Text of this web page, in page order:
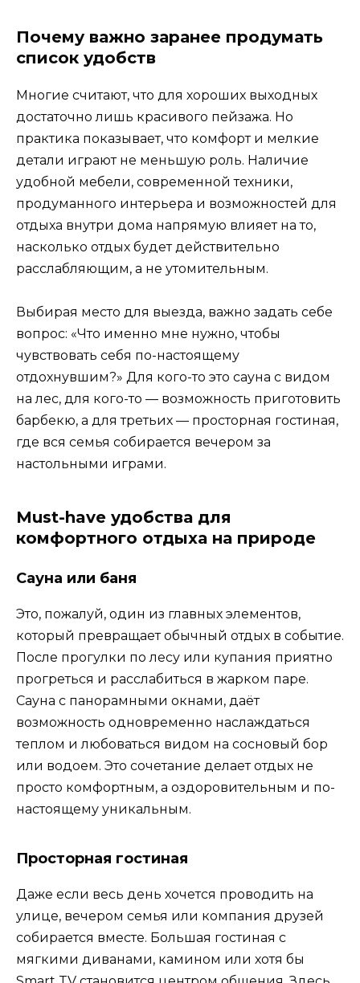
Почему важно заранее продумать
список удобств
Многие считают, что для хороших выходных
достаточно лишь красивого пейзажа. Но
практика показывает, что комфорт и мелкие
детали играют не меньшую роль. Наличие
удобной мебели, современной техники,
продуманного интерьера и возможностей для
отдыха внутри дома напрямую влияет на то,
насколько отдых будет действительно
расслабляющим, а не утомительным.
Выбирая место для выезда, важно задать себе
вопрос: «Что именно мне нужно, чтобы
чувствовать себя по-настоящему
отдохнувшим?» Для кого-то это сауна с видом
на лес, для кого-то — возможность приготовить
барбекю, а для третьих — просторная гостиная,
где вся семья собирается вечером за
настольными играми.
Must-have удобства для
комфортного отдыха на природе
Сауна или баня
Это, пожалуй, один из главных элементов,
который превращает обычный отдых в событие.
После прогулки по лесу или купания приятно
прогреться и расслабиться в жарком паре.
Сауна с панорамными окнами, даёт
возможность одновременно наслаждаться
теплом и любоваться видом на сосновый бор
или водоем. Это сочетание делает отдых не
просто комфортным, а оздоровительным и по-
настоящему уникальным.
Просторная гостиная
Даже если весь день хочется проводить на
улице, вечером семья или компания друзей
собирается вместе. Большая гостиная с
мягкими диванами, камином или хотя бы